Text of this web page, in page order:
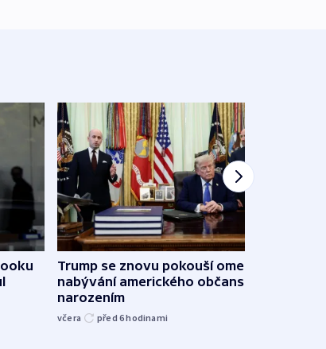
Trump se znovu pokouší omezit
nabývání amerického občanství
narozením
včera před 6hodinami